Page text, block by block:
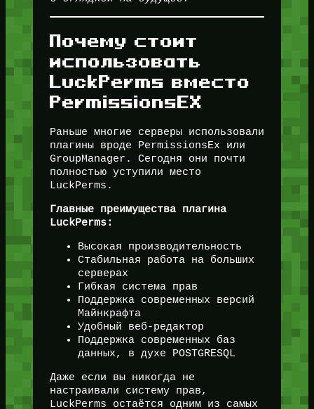
Почему стоит
использовать
LuckPerms вместо
PermissionsEX
Раньше многие серверы использовали
плагины вроде PermissionsEx или
GroupManager. Сегодня они почти
полностью уступили место
LuckPerms.
Главные преимущества плагина
LuckPerms:
Высокая производительность
Стабильная работа на больших
серверах
Гибкая система прав
Поддержка современных версий
Майнкрафта
Удобный веб-редактор
Поддержка современных баз
данных, в духе POSTGRESQL
Даже если вы никогда не
настраивали систему прав,
LuckPerms остаётся одним из самых